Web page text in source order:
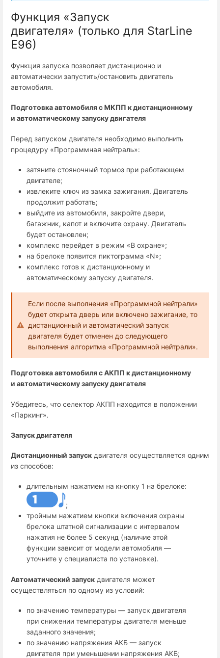
Функция «Запуск
двигателя» (только для StarLine
Е96)
Функция запуска позволяет дистанционно и
автоматически запустить/остановить двигатель
автомобиля.
Подготовка автомобиля с МКПП к дистанционному
и автоматическому запуску двигателя
Перед запуском двигателя необходимо выполнить
процедуру «Программная нейтраль»:
затяните стояночный тормоз при работающем
двигателе;
извлеките ключ из замка зажигания. Двигатель
продолжит работать;
выйдите из автомобиля, закройте двери,
багажник, капот и включите охрану. Двигатель
будет остановлен;
комплекс перейдет в режим «В охране»;
на брелоке появится пиктограмма «N»;
комплекс готов к дистанционному и
автоматическому запуску двигателя.
Если после выполнения «Программной нейтрали»
будет открыта дверь или включено зажигание, то
дистанционный и автоматический запуск
двигателя будет отменен до следующего
выполнения алгоритма «Программной нейтрали».
Подготовка автомобиля с АКПП к дистанционному
и автоматическому запуску двигателя
Убедитесь, что селектор АКПП находится в положении
«Паркинг».
Запуск двигателя
Дистанционный запуск двигателя осуществляется одним
из способов:
длительным нажатием на кнопку 1 на брелоке:
;
тройным нажатием кнопки включения охраны
брелока штатной сигнализации с интервалом
нажатия не более 5 секунд (наличие этой
функции зависит от модели автомобиля —
уточните у специалиста по установке).
Автоматический запуск двигателя может
осуществляться по одному из условий:
по значению температуры — запуск двигателя
при снижении температуры двигателя меньше
заданного значения;
по значению напряжения АКБ — запуск
двигателя при уменьшении напряжения АКБ;